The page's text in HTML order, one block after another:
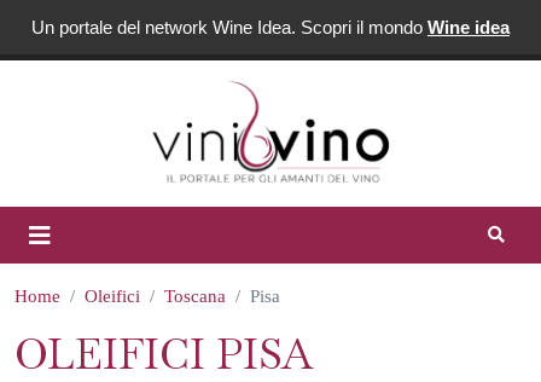
Un portale del network Wine Idea. Scopri il mondo Wine idea
Home Oleifici Toscana Pisa
OLEIFICI PISA